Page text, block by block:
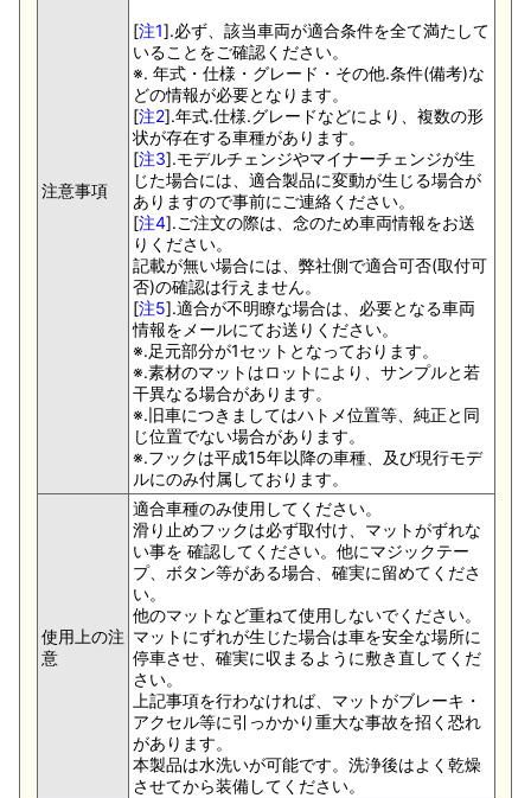
注意事項
[注1].必ず、該当車両が適合条件を全て満たして
いることをご確認ください。
※. 年式・仕様・グレード・その他.条件(備考)な
どの情報が必要となります。
[注2].年式.仕様.グレードなどにより、複数の形
状が存在する車種があります。
[注3].モデルチェンジやマイナーチェンジが生
じた場合には、適合製品に変動が生じる場合が
ありますので事前にご連絡ください。
[注4].ご注文の際は、念のため車両情報をお送
りください。
記載が無い場合には、弊社側で適合可否(取付可
否)の確認は行えません。
[注5].適合が不明瞭な場合は、必要となる車両
情報をメールにてお送りください。
※.足元部分が1セットとなっております。
※.素材のマットはロットにより、サンプルと若
干異なる場合があります。
※.旧車につきましてはハトメ位置等、純正と同
じ位置でない場合があります。
※.フックは平成15年以降の車種、及び現行モデ
ルにのみ付属しております。
使用上の注
意
適合車種のみ使用してください。
滑り止めフックは必ず取付け、マットがずれな
い事を 確認してください。他にマジックテー
プ、ボタン等がある場合、確実に留めてくださ
い。
他のマットなど重ねて使用しないでください。
マットにずれが生じた場合は車を安全な場所に
停車させ、確実に収まるように敷き直してくだ
さい。
上記事項を行わなければ、マットがブレーキ・
アクセル等に引っかかり重大な事故を招く恐れ
があります。
本製品は水洗いが可能です。洗浄後はよく乾燥
させてから装備してください。